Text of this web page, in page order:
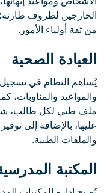
الخارجين لظروف
من ثقة أولياء الأمور.
العيادة الصحية
يُساهم النظام في تسجيل
والمواعيد والمناوبات،
ملف طبي لكل طالب،
عليها، بالإضافة إلى
والملفات الطبية.
المكتبة